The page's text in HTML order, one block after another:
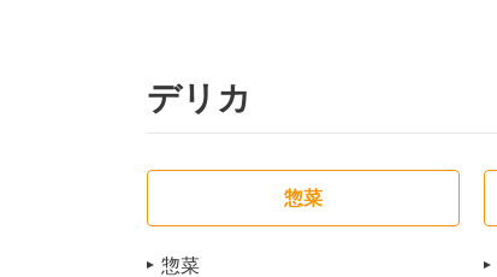
デリカ
惣菜
惣菜